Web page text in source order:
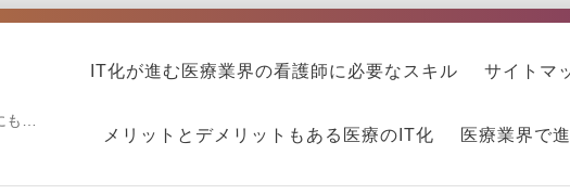
も…
IT化が進む医療業界の看護師に必要なスキル サイトマ
メリットとデメリットもある医療のIT化 医療業界で